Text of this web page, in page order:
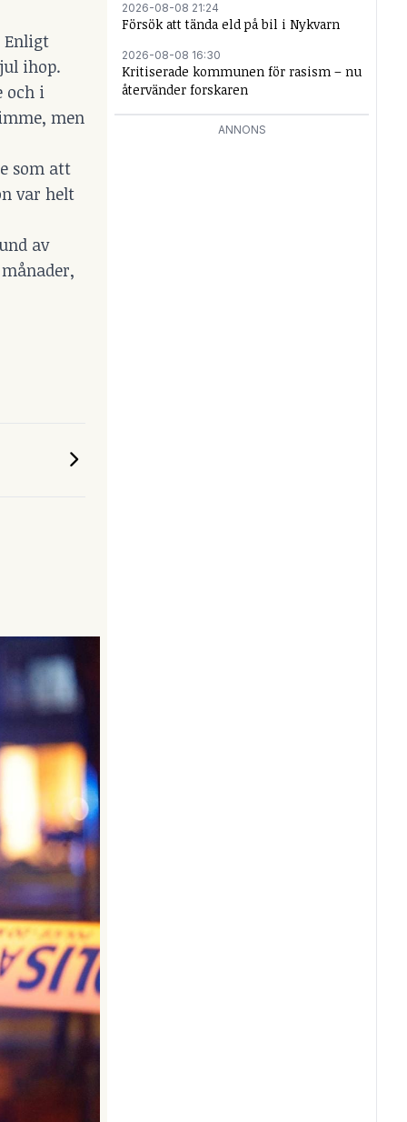
Enligt
ihop.
och i
men
som att
var helt
av
2026-08-08 21:24
Försök att tända eld på bil i Nykvarn
2026-08-08 16:30
Kritiserade kommunen för rasism – nu
återvänder forskaren
ANNONS